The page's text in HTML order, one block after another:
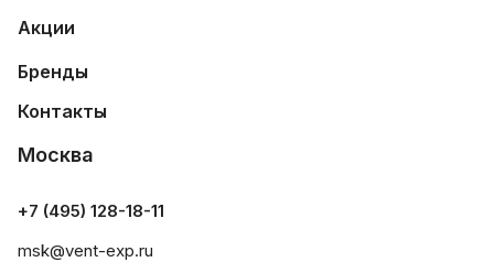
Акции
Бренды
Контакты
Москва
+7 (495) 128-18-11
msk@vent-exp.ru